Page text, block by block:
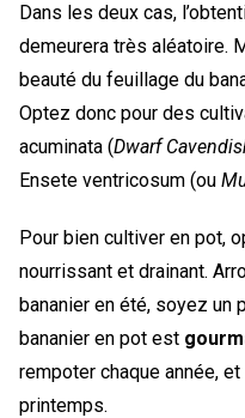
Dans les deux cas,
demeurera très aléatoire.
beauté du feuillage du
Optez donc pour des
acuminata (Dwarf
Ensete ventricosum (ou
Pour bien cultiver en pot,
nourrissant et drainant.
bananier en été, soyez un
bananier en pot est
rempoter chaque année,
printemps.